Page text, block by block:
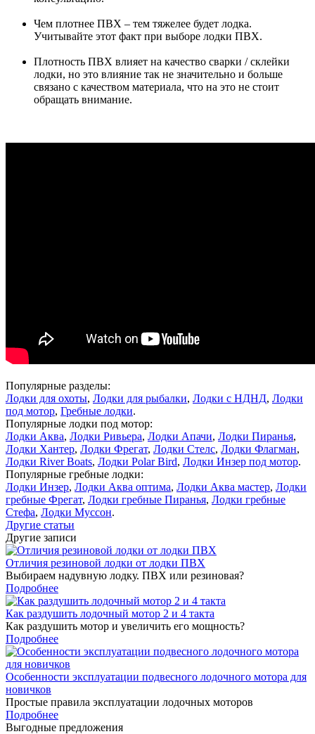
Чем плотнее ПВХ – тем тяжелее будет лодка.
Учитывайте этот факт при выборе лодки ПВХ.
Плотность ПВХ влияет на качество сварки / склейки
лодки, но это влияние так не значительно и больше
связано с качеством материала, что на это не стоит
обращать внимание.
Популярные разделы:
Лодки для охоты, Лодки для рыбалки, Лодки с НДНД, Лодки
под мотор, Гребные лодки.
Популярные лодки под мотор:
Лодки Аква, Лодки Ривьера, Лодки Апачи, Лодки Пиранья,
Лодки Хантер, Лодки Фрегат, Лодки Стелс, Лодки Флагман,
Лодки River Boats, Лодки Polar Bird, Лодки Инзер под мотор.
Популярные гребные лодки:
Лодки Инзер, Лодки Аква оптима, Лодки Аква мастер, Лодки
гребные Фрегат, Лодки гребные Пиранья, Лодки гребные
Стефа, Лодки Муссон.
Другие статьи
Другие записи
Отличия резиновой лодки от лодки ПВХ
Выбираем надувную лодку. ПВХ или резиновая?
Подробнее
Как раздушить лодочный мотор 2 и 4 такта
Как раздушить мотор и увеличить его мощность?
Подробнее
Особенности эксплуатации подвесного лодочного мотора для
новичков
Простые правила эксплуатации лодочных моторов
Подробнее
Выгодные предложения